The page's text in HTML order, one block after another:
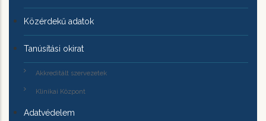
Közérdekű adatok
Tanúsítási okirat
Akkreditált szervezetek
Klinikai Központ
Adatvédelem